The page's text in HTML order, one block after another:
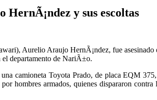
y sus escoltas
Aurelio Araujo HernÃ¡ndez, fue asesinado
departamento de NariÃ±o.
camioneta Toyota Prado, de placa EQM
hombres armados, quienes dispararon